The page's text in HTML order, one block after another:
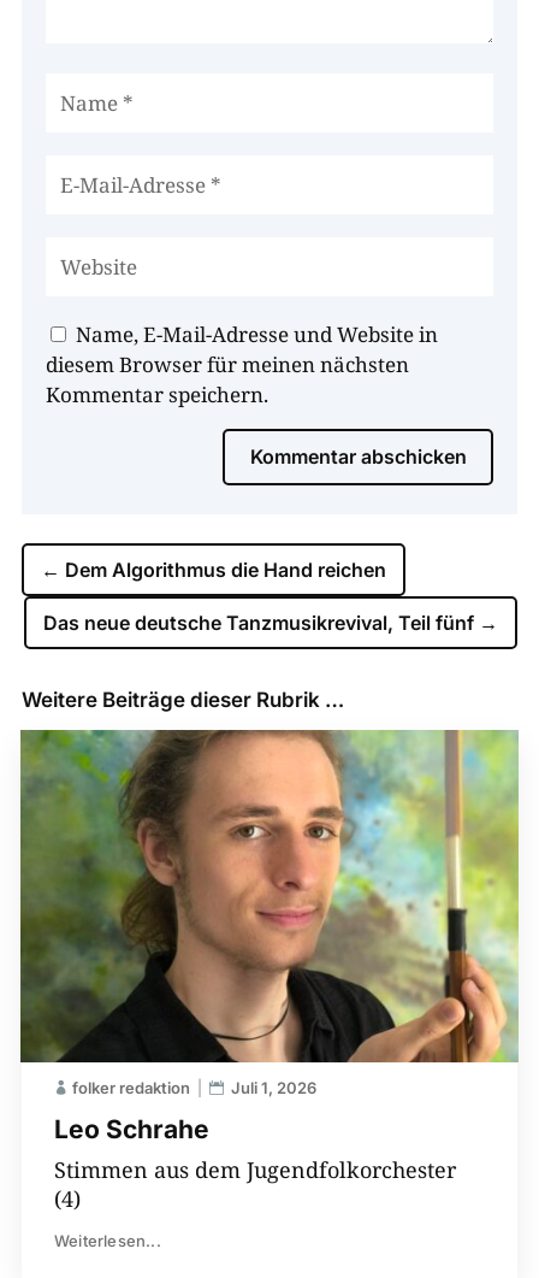
Name, E-Mail-Adresse und Website in
diesem Browser für meinen nächsten
Kommentar speichern.
Kommentar abschicken
← Dem Algorithmus die Hand reichen
Das neue deutsche Tanzmusikrevival, Teil fünf →
Weitere Beiträge dieser Rubrik …
Leo Schrahe
folker redaktion Juli 1, 2026
Stimmen aus dem Jugendfolkorchester
(4)
Weiterlesen...